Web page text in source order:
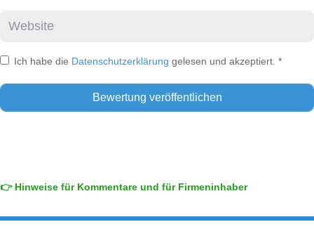
Ich habe die Datenschutzerklärung gelesen und akzeptiert. *
👉 Hinweise für Kommentare und für Firmeninhaber